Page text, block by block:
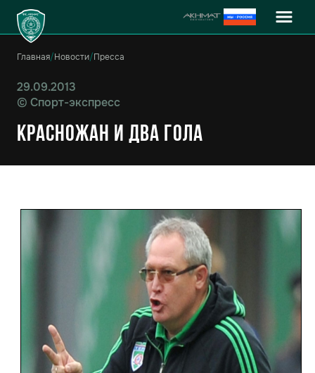
Главная/Новости/Пресса
29.09.2013
© Спорт-экспресс
Красножан и два гола